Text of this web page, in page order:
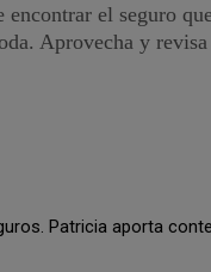
el seguro
Aprovecha y
Patricia aporta